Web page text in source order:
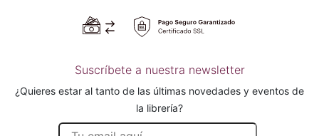
Suscríbete a nuestra newsletter
¿Quieres estar al tanto de las últimas novedades y eventos de
la librería?